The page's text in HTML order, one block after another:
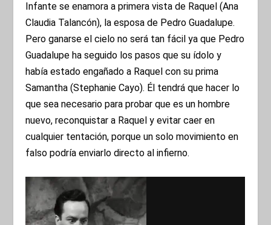
Infante se enamora a primera vista de Raquel (Ana
Claudia Talancón), la esposa de Pedro Guadalupe.
Pero ganarse el cielo no será tan fácil ya que Pedro
Guadalupe ha seguido los pasos que su ídolo y
había estado engañado a Raquel con su prima
Samantha (Stephanie Cayo). Él tendrá que hacer lo
que sea necesario para probar que es un hombre
nuevo, reconquistar a Raquel y evitar caer en
cualquier tentación, porque un solo movimiento en
falso podría enviarlo directo al infierno.